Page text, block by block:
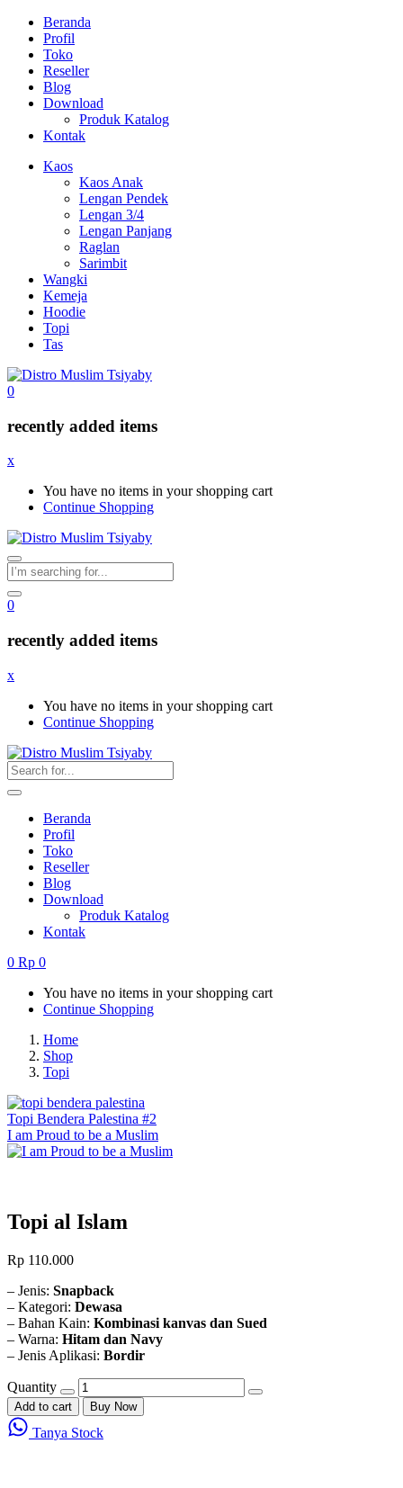
Beranda
Profil
Toko
Reseller
Blog
Download
Produk Katalog
Kontak
Kaos
Kaos Anak
Lengan Pendek
Lengan 3/4
Lengan Panjang
Raglan
Sarimbit
Wangki
Kemeja
Hoodie
Topi
Tas
0
recently added items
x
You have no items in your shopping cart
Continue Shopping
0
recently added items
x
You have no items in your shopping cart
Continue Shopping
Beranda
Profil
Toko
Reseller
Blog
Download
Produk Katalog
Kontak
0 Rp 0
You have no items in your shopping cart
Continue Shopping
Home
Shop
Topi
Topi Bendera Palestina #2
I am Proud to be a Muslim
Topi al Islam
Rp 110.000
– Jenis: Snapback
– Kategori: Dewasa
– Bahan Kain: Kombinasi kanvas dan Sued
– Warna: Hitam dan Navy
– Jenis Aplikasi: Bordir
Quantity
Add to cart Buy Now
Tanya Stock